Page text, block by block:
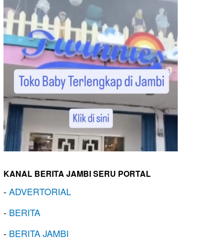
KANAL BERITA JAMBI SERU PORTAL
-ADVERTORIAL
- BERITA
- BERITA JAMBI